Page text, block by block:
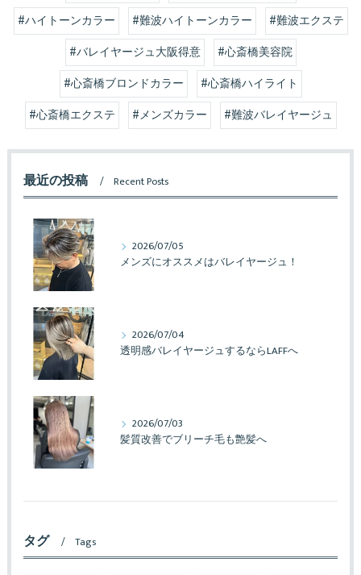
#ハイトーンカラー
#難波ハイトーンカラー
#難波エクステ
#バレイヤージュ大阪得意
#心斎橋美容院
#心斎橋ブロンドカラー
#心斎橋ハイライト
#心斎橋エクステ
#メンズカラー #難波バレイヤージュ
最近の投稿 Recent Posts
2026/07/05
メンズにオススメはバレイヤージュ！
2026/07/04
透明感バレイヤージュするならLAFFへ
2026/07/03
髪質改善でブリーチ毛も艶髪へ
タグ Tags